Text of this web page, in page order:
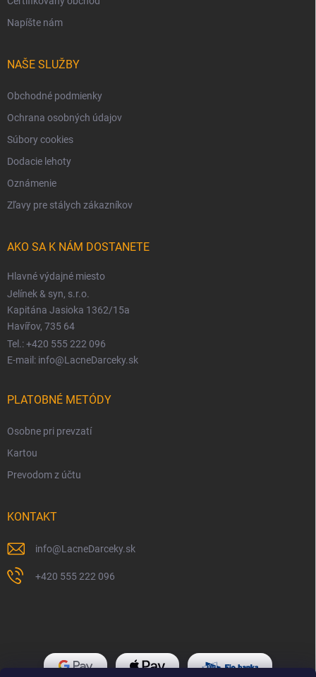
Napíšte nám
NAŠE SLUŽBY
Obchodné podmienky
Ochrana osobných údajov
Súbory cookies
Dodacie lehoty
Oznámenie
Zľavy pre stálych zákazníkov
AKO SA K NÁM DOSTANETE
Hlavné výdajné miesto
Jelínek & syn, s.r.o.
Kapitána Jasioka 1362/15a
Havířov, 735 64
Tel.: +420 555 222 096
E-mail: info@LacneDarceky.sk
PLATOBNÉ METÓDY
Osobne pri prevzatí
Kartou
Prevodom z účtu
KONTAKT
info@LacneDarceky.sk
+420 555 222 096